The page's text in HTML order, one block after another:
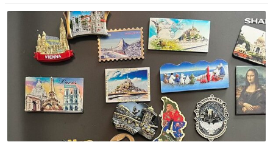
は乾燥パスタに負けます。豆腐くらいやわやわです。
数
数